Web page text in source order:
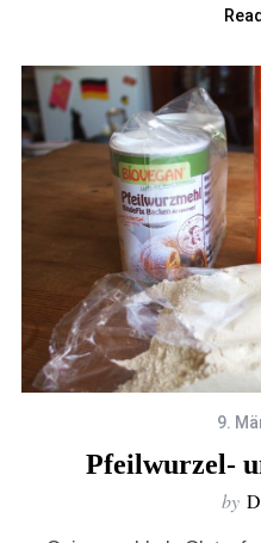
9.
Pfeilwurzel-
by